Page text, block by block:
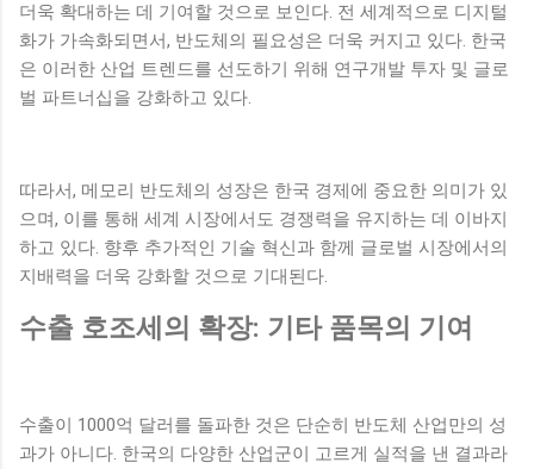
더욱 확대하는 데 기여할 것으로 보인다. 전 세계적으로 디지털
화가 가속화되면서, 반도체의 필요성은 더욱 커지고 있다. 한국
은 이러한 산업 트렌드를 선도하기 위해 연구개발 투자 및 글로
벌 파트너십을 강화하고 있다.
따라서, 메모리 반도체의 성장은 한국 경제에 중요한 의미가 있
으며, 이를 통해 세계 시장에서도 경쟁력을 유지하는 데 이바지
하고 있다. 향후 추가적인 기술 혁신과 함께 글로벌 시장에서의
지배력을 더욱 강화할 것으로 기대된다.
수출 호조세의 확장: 기타 품목의 기여
수출이 1000억 달러를 돌파한 것은 단순히 반도체 산업만의 성
과가 아니다. 한국의 다양한 산업군이 고르게 실적을 낸 결과라